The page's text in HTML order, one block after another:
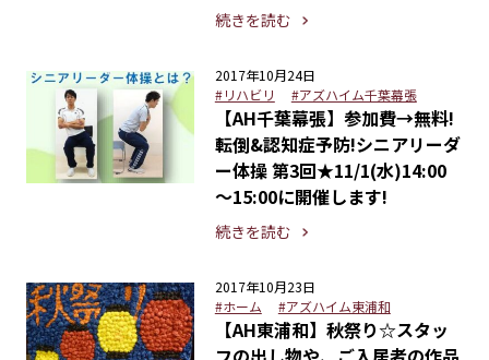
続きを読む
2017年10月24日
#リハビリ
#アズハイム千葉幕張
【AH千葉幕張】参加費→無料!
転倒&認知症予防!シニアリーダ
ー体操 第3回★11/1(水)14:00
～15:00に開催します!
続きを読む
2017年10月23日
#ホーム
#アズハイム東浦和
【AH東浦和】秋祭り☆スタッ